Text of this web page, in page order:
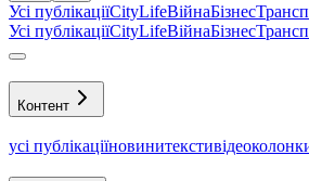
Усі публікаціїCityLifeВійнаБізнес
Усі публікаціїCityLifeВійнаБізнес
Контент
усі публікаціїновинитекстивідео